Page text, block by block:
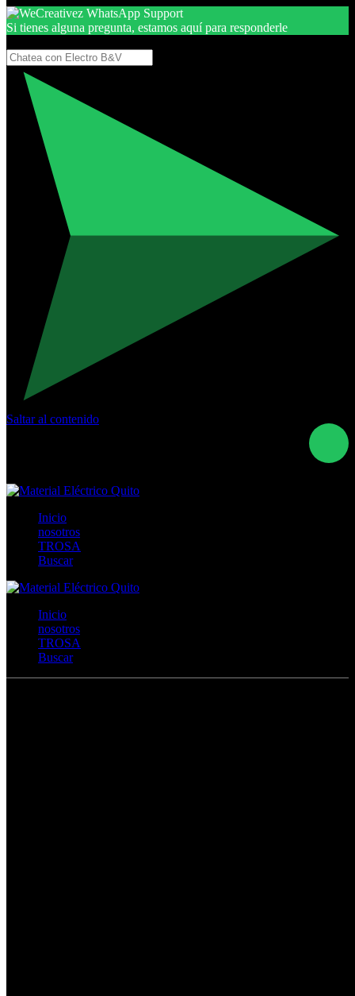
Si tienes alguna pregunta, estamos aquí para responderle
Saltar al contenido
Inicio
nosotros
TROSA
Buscar
Inicio
nosotros
TROSA
Buscar